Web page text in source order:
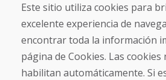
Correo electrónico
Este sitio utiliza cookies para
excelente experiencia de
encontrar toda la información
página de Cookies. Las cookies
habilitan automáticamente. Si